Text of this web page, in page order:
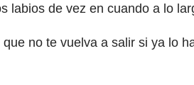
labios de vez en cuando a lo
no te vuelva a salir si ya lo